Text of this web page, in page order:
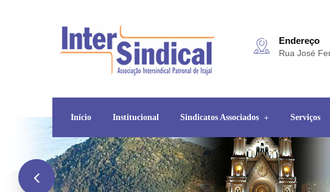
Endereço
Rua José
Início Institucional Sindicatos Associados Serviços